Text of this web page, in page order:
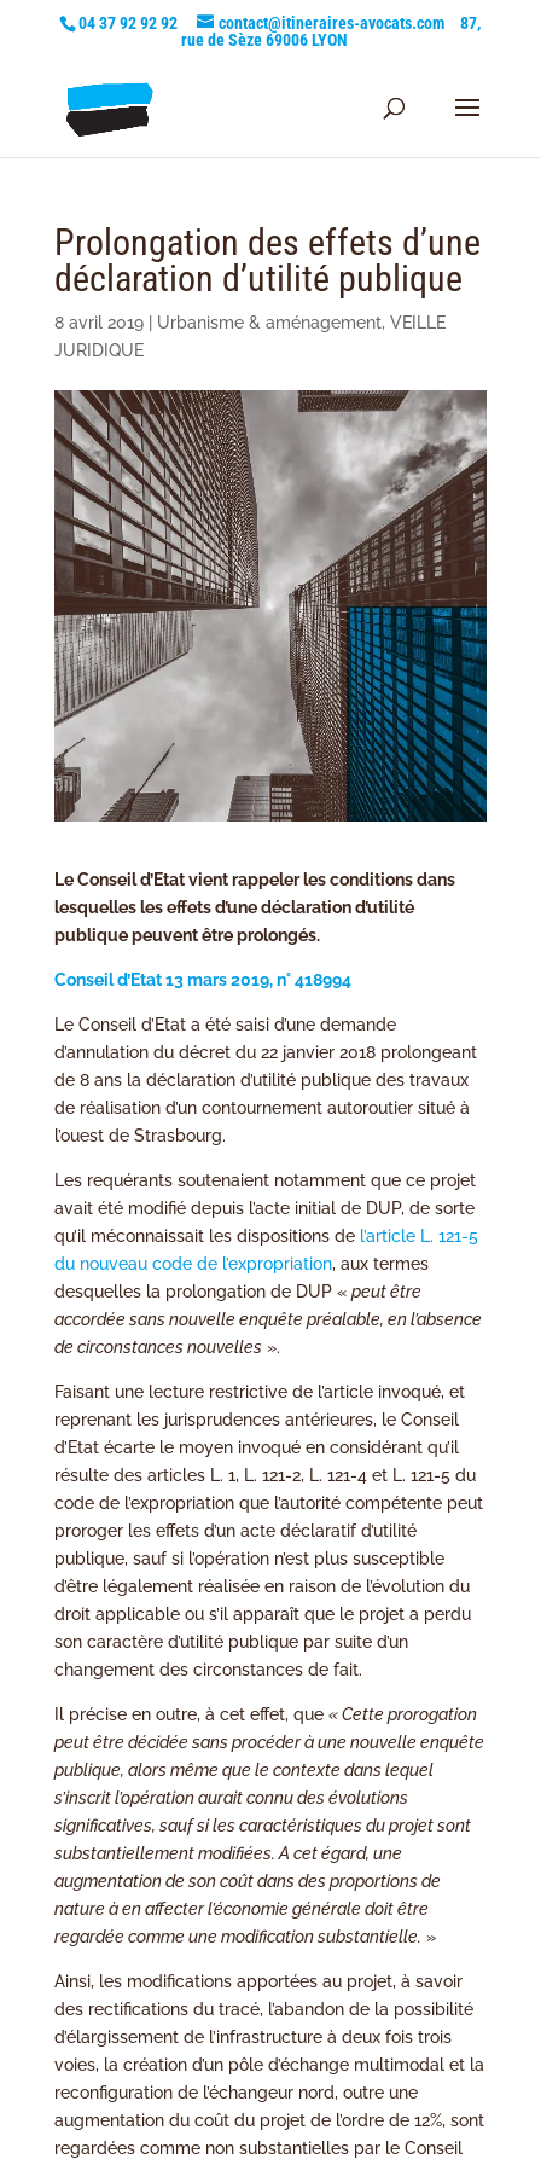
04 37 92 92 92 contact@itineraires-avocats.com
87,
rue de Sèze 69006 LYON
Prolongation des effets d’une
déclaration d’utilité publique
8 avril 2019| Urbanisme & aménagement, VEILLE
JURIDIQUE
Le Conseil d’Etat vient rappeler les conditions dans
lesquelles les effets d’une déclaration d’utilité
publique peuvent être prolongés.
Conseil d’Etat 13 mars 2019, n° 418994
Le Conseil d’Etat a été saisi d’une demande
d’annulation du décret du 22 janvier 2018 prolongeant
de 8 ans la déclaration d’utilité publique des travaux
de réalisation d’un contournement autoroutier situé à
l’ouest de Strasbourg.
Les requérants soutenaient notamment que ce projet
avait été modifié depuis l’acte initial de DUP, de sorte
qu’il méconnaissait les dispositions de l’article L. 121-5
du nouveau code de l’expropriation, aux termes
desquelles la prolongation de DUP « peut être
accordée sans nouvelle enquête préalable, en l’absence
de circonstances nouvelles ».
Faisant une lecture restrictive de l’article invoqué, et
reprenant les jurisprudences antérieures, le Conseil
d’Etat écarte le moyen invoqué en considérant qu’il
résulte des articles L. 1, L. 121-2, L. 121-4 et L. 121-5 du
code de l’expropriation que l’autorité compétente peut
proroger les effets d’un acte déclaratif d’utilité
publique, sauf si l’opération n’est plus susceptible
d’être légalement réalisée en raison de l’évolution du
droit applicable ou s’il apparaît que le projet a perdu
son caractère d’utilité publique par suite d’un
changement des circonstances de fait.
Il précise en outre, à cet effet, que « Cette prorogation
peut être décidée sans procéder à une nouvelle enquête
publique, alors même que le contexte dans lequel
s’inscrit l’opération aurait connu des évolutions
significatives, sauf si les caractéristiques du projet sont
substantiellement modifiées. A cet égard, une
augmentation de son coût dans des proportions de
nature à en affecter l’économie générale doit être
regardée comme une modification substantielle. »
Ainsi, les modifications apportées au projet, à savoir
des rectifications du tracé, l’abandon de la possibilité
d’élargissement de l’infrastructure à deux fois trois
voies, la création d’un pôle d’échange multimodal et la
reconfiguration de l’échangeur nord, outre une
augmentation du coût du projet de l’ordre de 12%, sont
regardées comme non substantielles par le Conseil